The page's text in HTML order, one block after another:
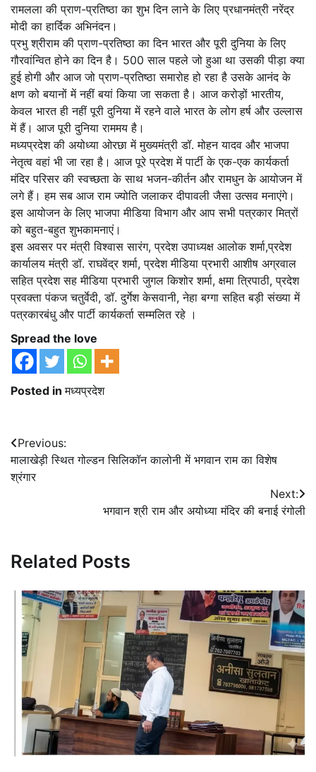
रामलला की प्राण-प्रतिष्ठा का शुभ दिन लाने के लिए प्रधानमंत्री नरेंद्र
मोदी का हार्दिक अभिनंदन।
प्रभु श्रीराम की प्राण-प्रतिष्ठा का दिन भारत और पूरी दुनिया के लिए
गौरवांन्वित होने का दिन है। 500 साल पहले जो हुआ था उसकी पीड़ा क्या
हुई होगी और आज जो प्राण-प्रतिष्ठा समारोह हो रहा है उसके आनंद के
क्षण को बयानों में नहीं बयां किया जा सकता है। आज करोड़ों भारतीय,
केवल भारत ही नहीं पूरी दुनिया में रहने वाले भारत के लोग हर्ष और उल्लास
में हैं। आज पूरी दुनिया राममय है।
मध्यप्रदेश की अयोध्या ओरछा में मुख्यमंत्री डॉ. मोहन यादव और भाजपा
नेतृत्व वहां भी जा रहा है। आज पूरे प्रदेश में पार्टी के एक-एक कार्यकर्ता
मंदिर परिसर की स्वच्छता के साथ भजन-कीर्तन और रामधुन के आयोजन में
लगे हैं। हम सब आज राम ज्योति जलाकर दीपावली जैसा उत्सव मनाएंगे।
इस आयोजन के लिए भाजपा मीडिया विभाग और आप सभी पत्रकार मित्रों
को बहुत-बहुत शुभकामनाएं।
इस अवसर पर मंत्री विश्वास सारंग, प्रदेश उपाध्यक्ष आलोक शर्मा,प्रदेश
कार्यालय मंत्री डॉ. राघवेंद्र शर्मा, प्रदेश मीडिया प्रभारी आशीष अग्रवाल
सहित प्रदेश सह मीडिया प्रभारी जुगल किशोर शर्मा, क्षमा त्रिपाठी, प्रदेश
प्रवक्ता पंकज चतुर्वेदी, डॉ. दुर्गेश केसवानी, नेहा बग्गा सहित बड़ी संख्या में
पत्रकारबंधु और पार्टी कार्यकर्ता सम्मलित रहे ।
Spread the love
Posted inमध्यप्रदेश
Post
navigation
Previous:
मालाखेड़ी स्थित गोल्डन सिलिकॉन कालोनी में भगवान राम का विशेष
श्रंगार
Next:
भगवान श्री राम और अयोध्या मंदिर की बनाई रंगोली
Related Posts